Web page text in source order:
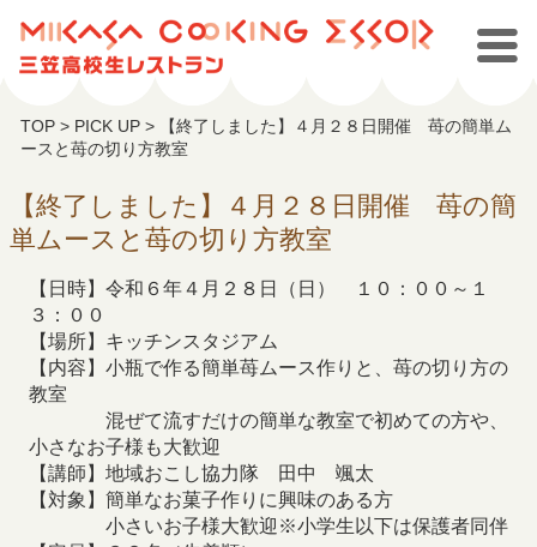
TOP> PICK UP>
【終了しました】４月２８日開催 苺の簡単ム
ースと苺の切り方教室
【終了しました】４月２８日開催 苺の簡
単ムースと苺の切り方教室
【日時】令和６年４月２８日（日） １０：００～１
３：００
【場所】キッチンスタジアム
【内容】小瓶で作る簡単苺ムース作りと、苺の切り方の
教室
混ぜて流すだけの簡単な教室で初めての方や、
小さなお子様も大歓迎
【講師】地域おこし協力隊 田中 颯太
【対象】簡単なお菓子作りに興味のある方
小さいお子様大歓迎※小学生以下は保護者同伴